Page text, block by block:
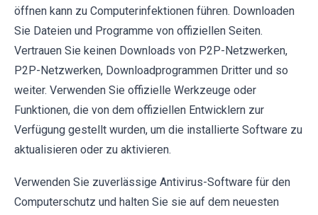
öffnen kann zu Computerinfektionen führen. Downloaden
Sie Dateien und Programme von offiziellen Seiten.
Vertrauen Sie keinen Downloads von P2P-Netzwerken,
P2P-Netzwerken, Downloadprogrammen Dritter und so
weiter. Verwenden Sie offizielle Werkzeuge oder
Funktionen, die von dem offiziellen Entwicklern zur
Verfügung gestellt wurden, um die installierte Software zu
aktualisieren oder zu aktivieren.
Verwenden Sie zuverlässige Antivirus-Software für den
Computerschutz und halten Sie sie auf dem neuesten